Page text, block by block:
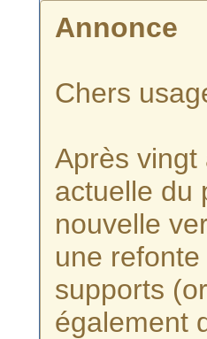
Annonce
Chers
Après vingt
actuelle du
nouvelle
une
supports
également